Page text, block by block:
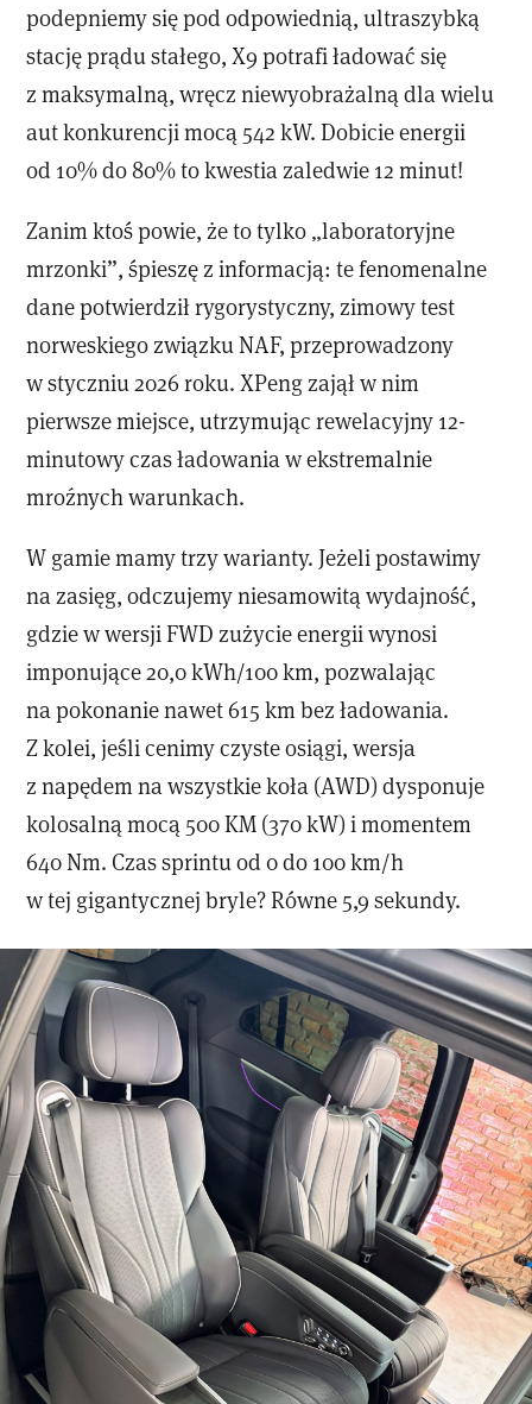
podepniemy się pod odpowiednią, ultraszybką
stację prądu stałego, X9 potrafi ładować się
z maksymalną, wręcz niewyobrażalną dla wielu
aut konkurencji mocą 542 kW. Dobicie energii
od 10% do 80% to kwestia zaledwie 12 minut!
Zanim ktoś powie, że to tylko „laboratoryjne
mrzonki”, śpieszę z informacją: te fenomenalne
dane potwierdził rygorystyczny, zimowy test
norweskiego związku NAF, przeprowadzony
w styczniu 2026 roku. XPeng zajął w nim
pierwsze miejsce, utrzymując rewelacyjny 12-
minutowy czas ładowania w ekstremalnie
mroźnych warunkach.
W gamie mamy trzy warianty. Jeżeli postawimy
na zasięg, odczujemy niesamowitą wydajność,
gdzie w wersji FWD zużycie energii wynosi
imponujące 20,0 kWh/100 km, pozwalając
na pokonanie nawet 615 km bez ładowania.
Z kolei, jeśli cenimy czyste osiągi, wersja
z napędem na wszystkie koła (AWD) dysponuje
kolosalną mocą 500 KM (370 kW) i momentem
640 Nm. Czas sprintu od 0 do 100 km/h
w tej gigantycznej bryle? Równe 5,9 sekundy.